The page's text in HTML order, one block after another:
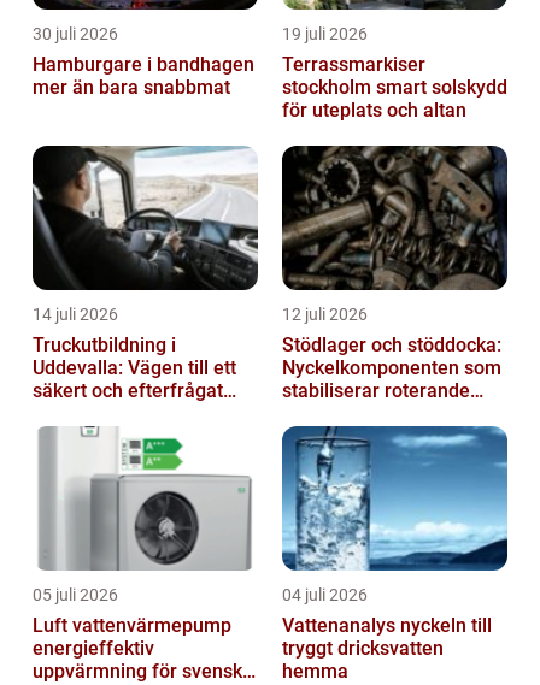
30 juli 2026
Hamburgare i bandhagen
mer än bara snabbmat
19 juli 2026
Terrassmarkiser
stockholm smart solskydd
för uteplats och altan
14 juli 2026
Truckutbildning i
Uddevalla: Vägen till ett
säkert och efterfrågat
12 juli 2026
Stödlager och stöddocka:
Nyckelkomponenten som
stabiliserar roterande
05 juli 2026
Luft vattenvärmepump
energieffektiv
uppvärmning för svenska
04 juli 2026
Vattenanalys nyckeln till
tryggt dricksvatten
hemma